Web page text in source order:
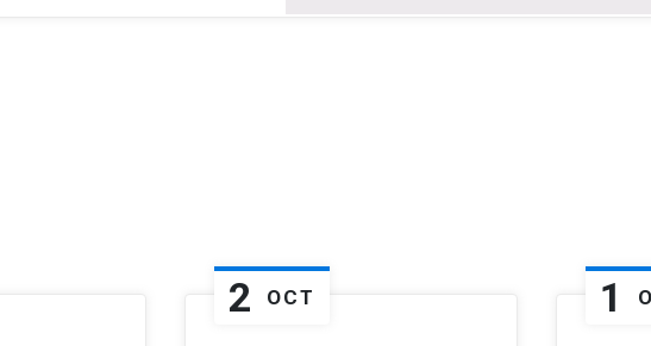
2 OCT 1